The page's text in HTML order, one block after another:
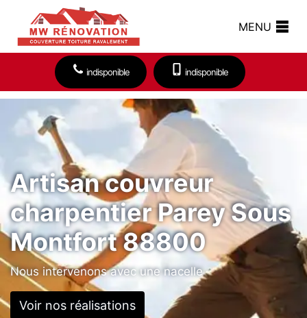
MENU
indisponible indisponible
Artisan couvreur
charpentier Parey Sous
Montfort 88800
Nous intervenons avec une nacelle
Voir nos réalisations